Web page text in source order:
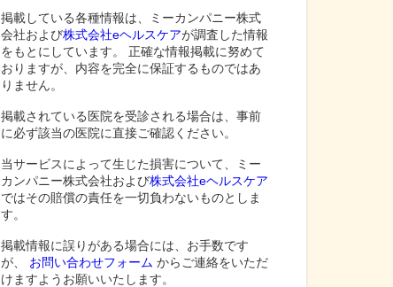
掲載している各種情報は、ミーカンパニー株式
会社および株式会社eヘルスケアが調査した情報
をもとにしています。 正確な情報掲載に努めて
おりますが、内容を完全に保証するものではあ
りません。
掲載されている医院を受診される場合は、事前
に必ず該当の医院に直接ご確認ください。
当サービスによって生じた損害について、ミー
カンパニー株式会社および株式会社eヘルスケア
ではその賠償の責任を一切負わないものとしま
す。
掲載情報に誤りがある場合には、お手数です
が、
お問い合わせフォーム からご連絡をいただ
けますようお願いいたします。